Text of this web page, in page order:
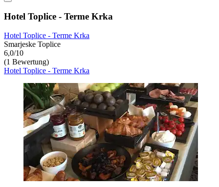
Hotel Toplice - Terme Krka
Hotel Toplice - Terme Krka
Smarjeske Toplice
6,0/10
(1 Bewertung)
Hotel Toplice - Terme Krka